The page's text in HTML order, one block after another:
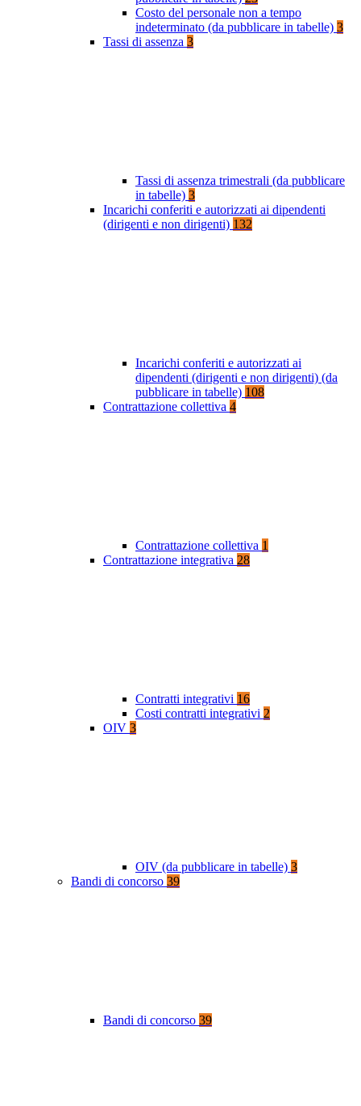
Costo del personale non a tempo
indeterminato (da pubblicare in tabelle) 3
Tassi di assenza 3
Tassi di assenza trimestrali (da pubblicare
in tabelle) 3
Incarichi conferiti e autorizzati ai dipendenti
(dirigenti e non dirigenti) 132
Incarichi conferiti e autorizzati ai
dipendenti (dirigenti e non dirigenti) (da
pubblicare in tabelle) 108
Contrattazione collettiva 4
Contrattazione collettiva 1
Contrattazione integrativa 28
Contratti integrativi 16
Costi contratti integrativi 2
OIV 3
OIV (da pubblicare in tabelle) 3
Bandi di concorso 39
Bandi di concorso 39